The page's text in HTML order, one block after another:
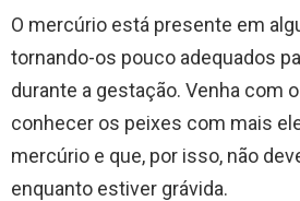
O mercúrio está presente em
tornando-os pouco adequados
durante a gestação. Venha com
conhecer os peixes com mais
mercúrio e que, por isso, não
enquanto estiver grávida.